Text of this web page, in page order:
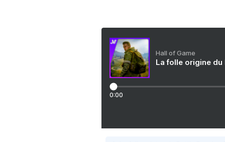
Hall of Game
La folle origine du
0:00